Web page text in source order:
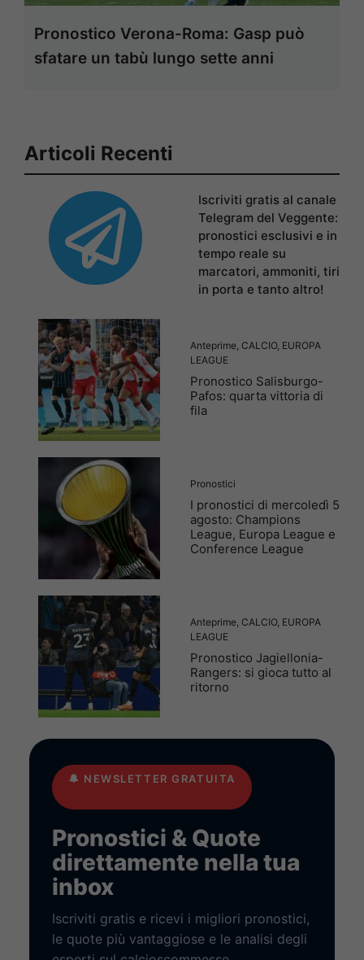
Pronostico Verona-Roma: Gasp può
sfatare un tabù lungo sette anni
Articoli Recenti
Iscriviti gratis al canale
Telegram del Veggente:
pronostici esclusivi e in
tempo reale su
marcatori, ammoniti, tiri
in porta e tanto altro!
Anteprime CALCIO, EUROPA
LEAGUE
Pronostico Salisburgo-
Pafos: quarta vittoria di
fila
Pronostici
I pronostici di mercoledì 5
agosto: Champions
League, Europa League e
Conference League
Anteprime CALCIO, EUROPA
LEAGUE
Pronostico Jagiellonia-
Rangers: si gioca tutto al
ritorno
🔔 NEWSLETTER GRATUITA
Pronostici & Quote
direttamente nella tua
inbox
Iscriviti gratis e ricevi i migliori pronostici,
le quote più vantaggiose e le analisi degli